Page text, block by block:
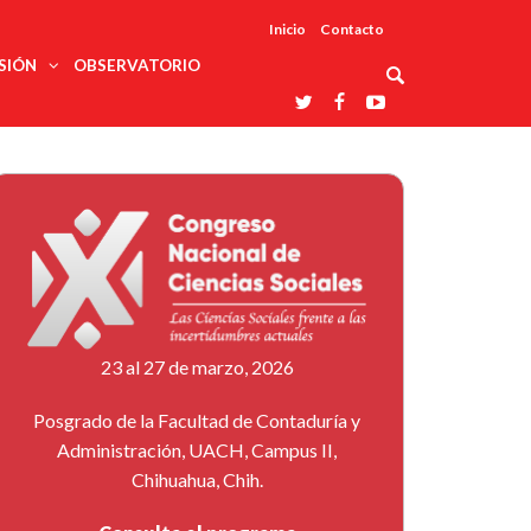
Inicio Contacto
ciencias
profesionales
trabajo
Redes
temáticas
Laboratorios
nacionales
Entidades
afines
Reconoce
La UDUALC
A La
Universidad
De México
En Su 475
Aniversario
OBSERVATORIO
23 al 27 de marzo, 2026
Posgrado de la Facultad de Contaduría y
Administración, UACH, Campus II,
Chihuahua, Chih.